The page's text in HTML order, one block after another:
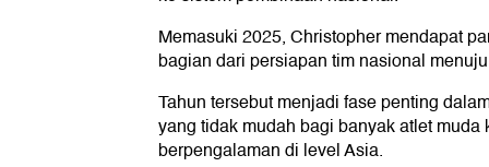
Memasuki 2025, Christopher mendapat
bagian dari persiapan tim nasional
Tahun tersebut menjadi fase penting
yang tidak mudah bagi banyak atlet
berpengalaman di level Asia.